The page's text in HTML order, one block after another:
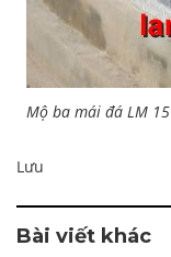
Mộ ba mái đá LM 15
Lưu
Bài viết khác